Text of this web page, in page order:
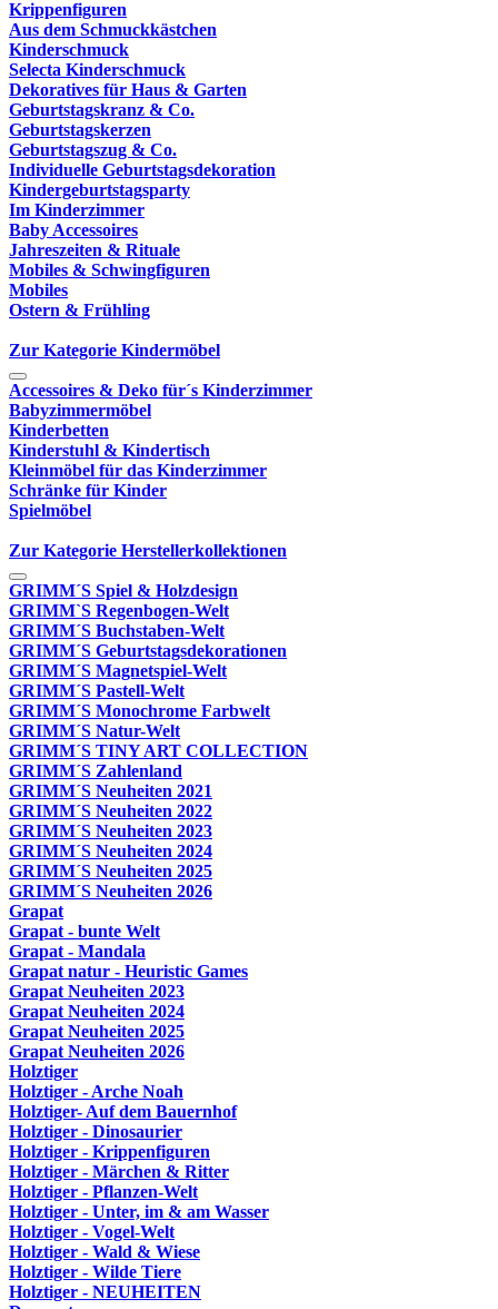
Krippenfiguren
Aus dem Schmuckkästchen
Kinderschmuck
Selecta Kinderschmuck
Dekoratives für Haus & Garten
Geburtstagskranz & Co.
Geburtstagskerzen
Geburtstagszug & Co.
Individuelle Geburtstagsdekoration
Kindergeburtstagsparty
Im Kinderzimmer
Baby Accessoires
Jahreszeiten & Rituale
Mobiles & Schwingfiguren
Mobiles
Ostern & Frühling
Zur Kategorie Kindermöbel
Accessoires & Deko für´s Kinderzimmer
Babyzimmermöbel
Kinderbetten
Kinderstuhl & Kindertisch
Kleinmöbel für das Kinderzimmer
Schränke für Kinder
Spielmöbel
Zur Kategorie Herstellerkollektionen
GRIMM´S Spiel & Holzdesign
GRIMM`S Regenbogen-Welt
GRIMM´S Buchstaben-Welt
GRIMM´S Geburtstagsdekorationen
GRIMM´S Magnetspiel-Welt
GRIMM´S Pastell-Welt
GRIMM´S Monochrome Farbwelt
GRIMM´S Natur-Welt
GRIMM´S TINY ART COLLECTION
GRIMM´S Zahlenland
GRIMM´S Neuheiten 2021
GRIMM´S Neuheiten 2022
GRIMM´S Neuheiten 2023
GRIMM´S Neuheiten 2024
GRIMM´S Neuheiten 2025
GRIMM´S Neuheiten 2026
Grapat
Grapat - bunte Welt
Grapat - Mandala
Grapat natur - Heuristic Games
Grapat Neuheiten 2023
Grapat Neuheiten 2024
Grapat Neuheiten 2025
Grapat Neuheiten 2026
Holztiger
Holztiger - Arche Noah
Holztiger- Auf dem Bauernhof
Holztiger - Dinosaurier
Holztiger - Krippenfiguren
Holztiger - Märchen & Ritter
Holztiger - Pflanzen-Welt
Holztiger - Unter, im & am Wasser
Holztiger - Vogel-Welt
Holztiger - Wald & Wiese
Holztiger - Wilde Tiere
Holztiger - NEUHEITEN